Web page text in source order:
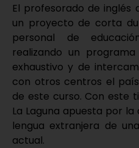
El profesorado de
un proyecto de corta
personal de
realizando un
exhaustivo y de
con otros centros el
de este curso. Con este
La Laguna apuesta por
lengua extranjera de
actual.